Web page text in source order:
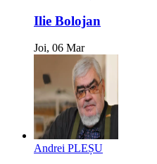
Ilie Bolojan
Joi, 06 Mar
Andrei PLEȘU